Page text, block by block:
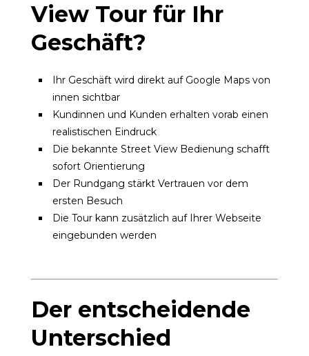
View Tour für Ihr
Geschäft?
Ihr Geschäft wird direkt auf Google Maps von
innen sichtbar
Kundinnen und Kunden erhalten vorab einen
realistischen Eindruck
Die bekannte Street View Bedienung schafft
sofort Orientierung
Der Rundgang stärkt Vertrauen vor dem
ersten Besuch
Die Tour kann zusätzlich auf Ihrer Webseite
eingebunden werden
Der entscheidende
Unterschied